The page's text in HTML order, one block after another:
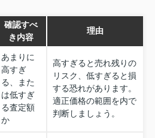
確認すべ
き内容
理由
あまりに
高すぎ
る、また
は低すぎ
る査定額
か
高すぎると売れ残りの
リスク、低すぎると損
する恐れがあります。
適正価格の範囲を内で
判断しましょう。